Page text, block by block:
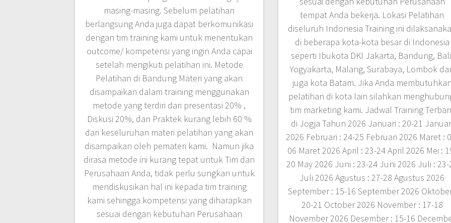
masing-masing. Sebelum pelatihan
berlangsung Anda juga dapat berkomunikasi
dengan tim training kami untuk menentukan
outcome/ kompetensi yang ingin Anda capai
setelah mengikuti pelatihan ini. Metode
Pelatihan di Bandung Materi yang akan
disampaikan dalam training menggunakan
metode yang terdiri dari presentasi 20% ,
Diskusi 20%, dan Praktek kurang lebih 60 %
dari keseluruhan materi pelatihan yang akan
disampaikan oleh pemateri kami. Namun jika
dirasa metode ini kurang tepat untuk Tim dan
Perusahaan Anda, tidak perlu sungkan untuk
mendiskusikan hal ini kepada tim training
kami sehingga kompetensi yang diharapkan
sesuai dengan kebutuhan Perusahaan
tempat Anda bekerja. Lokasi Pelatihan
diseluruh Indonesia Training ini
di beberapa kota-kota besar di Indonesia
seperti Ibukota DKI Jakarta, Bandung,
Yogyakarta, Malang, Surabaya, Lombok
juga kota Batam. Jika Anda membutuhkan
pelatihan di kota lain silahkan
tim marketing kami. Jadwal Training
di Jogja Tahun 2026 Januari : 20-21
2026 Februari : 24-25 Februari 2026 Maret :
06 Maret 2026 April : 23-24 April 2026 Mei :
20 May 2026 Juni : 23-24 Juni 2026 Juli : 23-
Juli 2026 Agustus : 27-28 Agustus 2026
September : 15-16 September 2026
20-21 October 2026 November : 17-18
November 2026 Desember : 15-16